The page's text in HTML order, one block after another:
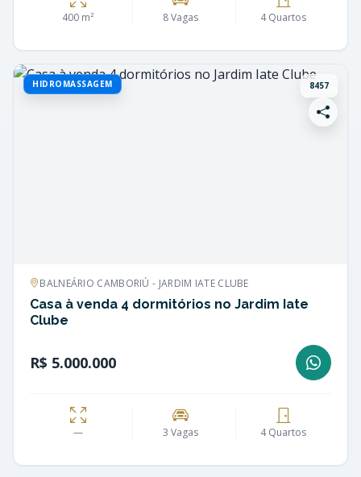
400 m² 8 Vagas 4 Quartos
HIDROMASSAGEM 8457
BALNEÁRIO CAMBORIÚ - JARDIM IATE CLUBE
Casa à venda 4 dormitórios no Jardim Iate
Clube
R$ 5.000.000
— 3 Vagas 4 Quartos